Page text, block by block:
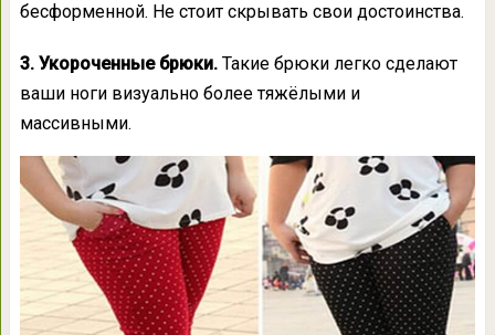
бесформенной. Не стоит скрывать свои достоинства.
3. Укороченные брюки.Такие брюки легко сделают
ваши ноги визуально более тяжёлыми и
массивными.